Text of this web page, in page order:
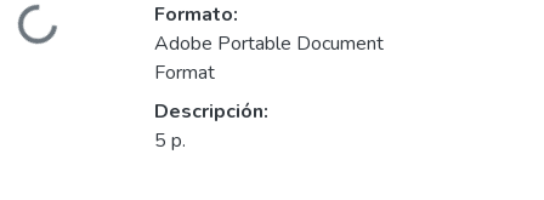
Cargando...
Formato:
Adobe Portable Document
Format
Descripción:
5 p.